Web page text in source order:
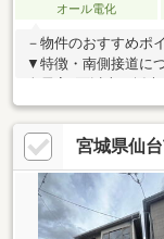
オール電化
－物件のおすすめポ
▼特徴・南側接道に
全居室2面以上の採
面式キッチン採用・
ター設置・洋室2室
12.9帖洋室にWIC有
ー・エコキュート▼
ご希望の住まい探
細・ご相談はお気軽
宮城県仙